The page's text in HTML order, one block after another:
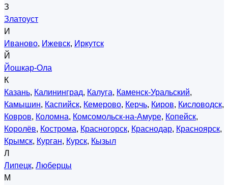
З
Златоуст
И
Иваново, Ижевск, Иркутск
Й
Йошкар-Ола
К
Казань, Калининград, Калуга, Каменск-Уральский,
Камышин, Каспийск, Кемерово, Керчь, Киров, Кисловодск,
Ковров, Коломна, Комсомольск-на-Амуре, Копейск,
Королёв, Кострома, Красногорск, Краснодар, Красноярск,
Крымск, Курган, Курск, Кызыл
Л
Липецк, Люберцы
М